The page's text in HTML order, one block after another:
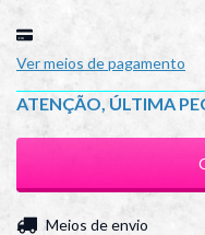
Ver meios de pagamento
ATENÇÃO, ÚLTIMA
Entregas para o CEP:
Meios de envio